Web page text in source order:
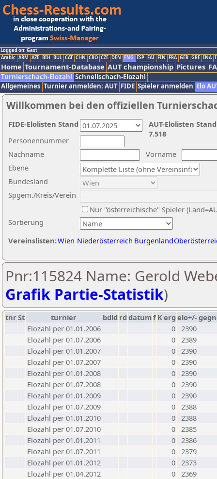
Logged on: Gast
Arabic ARM AZE BIH BUL CAT CHN CRO CZE DEN ENG ESP FAI FIN FRA GER GRE INA
Home Tournament-Database AUT championship Pictures
Turnierschach-Elozahl Schnellschach-Elozahl
Allgemeines Turnier anmelden: AUT FIDE Spieler anmelden Elo
Willkommen bei den offiziellen
Nachname
Vorname
Ebene
Sortierung
Personennummer
Bundesland
Spgem./Kreis/Verein
Nur "österreichische" Spieler
Vereinslisten:Wien Niederösterreich Burgenland
AUT-Elolisten
7.518
FIDE-Elolisten Stand
Pnr:115824 Name: Gerold
Grafik Partie-Statistik)
tnrSt turnier bdld rd datumf Kerg elo+/-
Elozahl per 01.01.2006
0 2390
Elozahl per 01.07.2006
0 2389
Elozahl per 01.01.2007
0 2390
Elozahl per 01.07.2007
0 2390
Elozahl per 01.01.2008
0 2390
Elozahl per 01.07.2008
0 2390
Elozahl per 01.01.2009
0 2390
Elozahl per 01.07.2009
0 2388
Elozahl per 01.01.2010
0 2388
Elozahl per 01.07.2010
0 2385
Elozahl per 01.01.2011
0 2386
Elozahl per 01.07.2011
0 2379
Elozahl per 01.01.2012
0 2373
Elozahl per 01.04.2012
0 2369